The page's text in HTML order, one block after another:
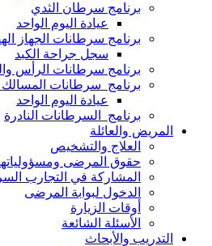
برنامج سرطان الثدي
عيادة اليوم الواحد
برنامج سرطانات الجهاز
سجل جراحة الكبد
برنامج سرطانات الرأس
برنامج سرطانات المسالك
عيادة اليوم الواحد
برنامج السرطانات النادرة
المريض والعائلة
العلاج والتشخيص
حقوق المرضى
المشاركة في التجارب
الدخول لبوابة المرضى
أوقات الزيارة
الأسئلة الشائعة
التدريب والأبحاث